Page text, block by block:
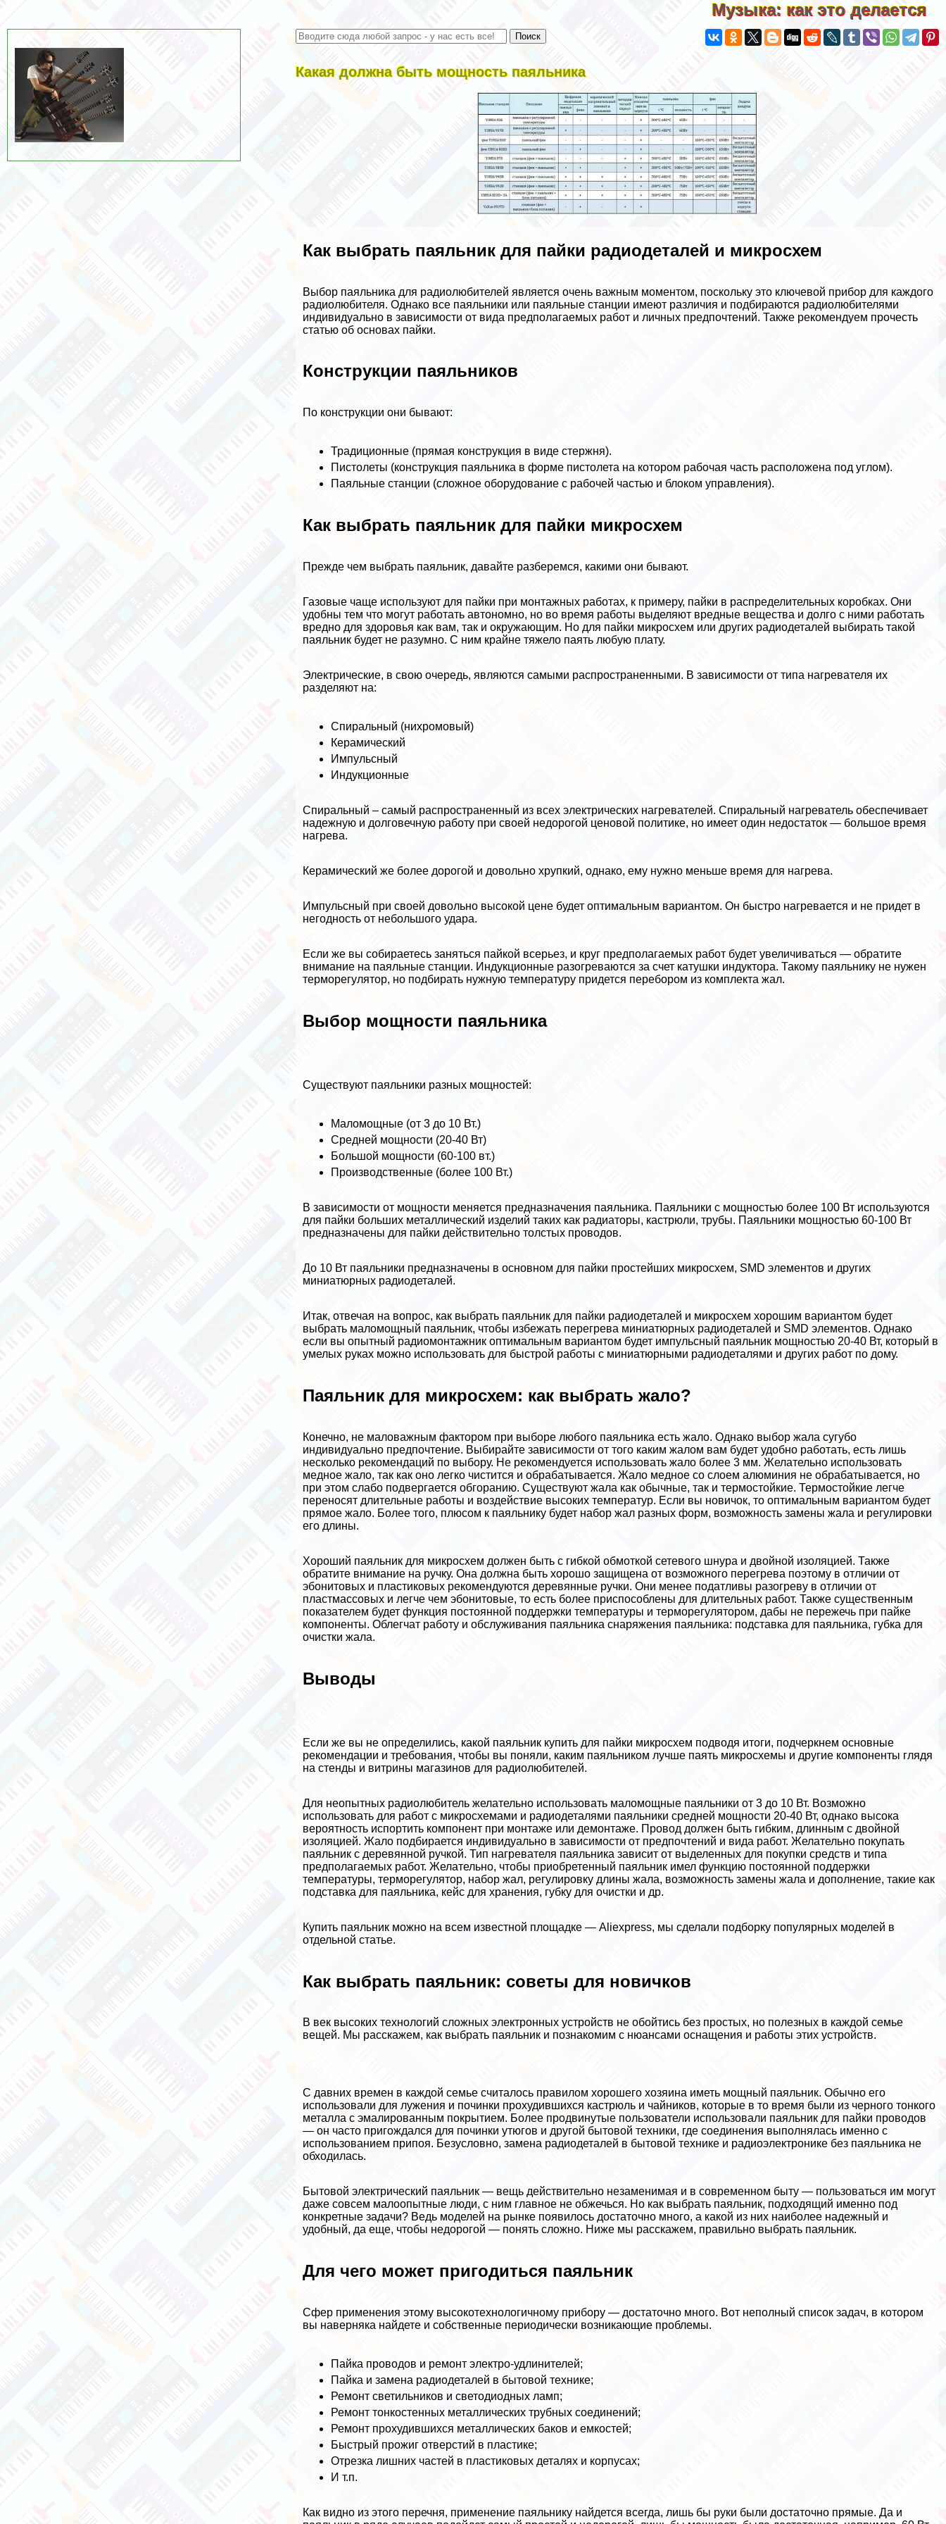
Музыка: как это делается
Какая должна быть мощность паяльника
Как выбрать паяльник для пайки радиодеталей и микросхем
Выбор паяльника для радиолюбителей является очень важным моментом, поскольку это ключевой прибор для каждого
радиолюбителя. Однако все паяльники или паяльные станции имеют различия и подбираются радиолюбителями
индивидуально в зависимости от вида предполагаемых работ и личных предпочтений. Также рекомендуем прочесть
статью об основах пайки.
Конструкции паяльников
По конструкции они бывают:
Традиционные (прямая конструкция в виде стержня).
Пистолеты (конструкция паяльника в форме пистолета на котором рабочая часть расположена под углом).
Паяльные станции (сложное оборудование с рабочей частью и блоком управления).
Как выбрать паяльник для пайки микросхем
Прежде чем выбрать паяльник, давайте разберемся, какими они бывают.
Газовые чаще используют для пайки при монтажных работах, к примеру, пайки в распределительных коробках. Они
удобны тем что могут работать автономно, но во время работы выделяют вредные вещества и долго с ними работать
вредно для здоровья как вам, так и окружающим. Но для пайки микросхем или других радиодеталей выбирать такой
паяльник будет не разумно. С ним крайне тяжело паять любую плату.
Электрические, в свою очередь, являются самыми распространенными. В зависимости от типа нагревателя их
разделяют на:
Спиральный (нихромовый)
Керамический
Импульсный
Индукционные
Спиральный – самый распространенный из всех электрических нагревателей. Спиральный нагреватель обеспечивает
надежную и долговечную работу при своей недорогой ценовой политике, но имеет один недостаток — большое время
нагрева.
Керамический же более дорогой и довольно хрупкий, однако, ему нужно меньше время для нагрева.
Импульсный при своей довольно высокой цене будет оптимальным вариантом. Он быстро нагревается и не придет в
негодность от небольшого удара.
Если же вы собираетесь заняться пайкой всерьез, и круг предполагаемых работ будет увеличиваться — обратите
внимание на паяльные станции. Индукционные разогреваются за счет катушки индуктора. Такому паяльнику не нужен
терморегулятор, но подбирать нужную температуру придется перебором из комплекта жал.
Выбор мощности паяльника
Существуют паяльники разных мощностей:
Маломощные (от 3 до 10 Вт.)
Средней мощности (20-40 Вт)
Большой мощности (60-100 вт.)
Производственные (более 100 Вт.)
В зависимости от мощности меняется предназначения паяльника. Паяльники с мощностью более 100 Вт используются
для пайки больших металлический изделий таких как радиаторы, кастрюли, трубы. Паяльники мощностью 60-100 Вт
предназначены для пайки действительно толстых проводов.
До 10 Вт паяльники предназначены в основном для пайки простейших микросхем, SMD элементов и других
миниатюрных радиодеталей.
Итак, отвечая на вопрос, как выбрать паяльник для пайки радиодеталей и микросхем хорошим вариантом будет
выбрать маломощный паяльник, чтобы избежать перегрева миниатюрных радиодеталей и SMD элементов. Однако
если вы опытный радиомонтажник оптимальным вариантом будет импульсный паяльник мощностью 20-40 Вт, который в
умелых руках можно использовать для быстрой работы с миниатюрными радиодеталями и других работ по дому.
Паяльник для микросхем: как выбрать жало?
Конечно, не маловажным фактором при выборе любого паяльника есть жало. Однако выбор жала сугубо
индивидуально предпочтение. Выбирайте зависимости от того каким жалом вам будет удобно работать, есть лишь
несколько рекомендаций по выбору. Не рекомендуется использовать жало более 3 мм. Желательно использовать
медное жало, так как оно легко чистится и обpaбатывается. Жало медное со слоем алюминия не обpaбатывается, но
при этом слабо подвергается обгоранию. Существуют жала как обычные, так и термостойкие. Термостойкие легче
переносят длительные работы и воздействие высоких температур. Если вы новичок, то оптимальным вариантом будет
прямое жало. Более того, плюсом к паяльнику будет набор жал разных форм, возможность замены жала и регулировки
его длины.
Хороший паяльник для микросхем должен быть с гибкой обмоткой сетевого шнура и двойной изоляцией. Также
обратите внимание на ручку. Она должна быть хорошо защищена от возможного перегрева поэтому в отличии от
эбонитовых и пластиковых рекомендуются деревянные ручки. Они менее податливы разогреву в отличии от
пластмассовых и легче чем эбонитовые, то есть более приспособлены для длительных работ. Также существенным
показателем будет функция постоянной поддержки температуры и терморегулятором, дабы не пережечь при пайке
компоненты. Облегчат работу и обслуживания паяльника снаряжения паяльника: подставка для паяльника, губка для
очистки жала.
Выводы
Если же вы не определились, какой паяльник купить для пайки микросхем подводя итоги, подчеркнем основные
рекомендации и требования, чтобы вы поняли, каким паяльником лучше паять микросхемы и другие компоненты глядя
на стенды и витрины магазинов для радиолюбителей.
Для неопытных радиолюбитель желательно использовать маломощные паяльники от 3 до 10 Вт. Возможно
использовать для работ с микросхемами и радиодеталями паяльники средней мощности 20-40 Вт, однако высока
вероятность испортить компонент при монтаже или демонтаже. Провод должен быть гибким, длинным с двойной
изоляцией. Жало подбирается индивидуально в зависимости от предпочтений и вида работ. Желательно покупать
паяльник с деревянной ручкой. Тип нагревателя паяльника зависит от выделенных для покупки средств и типа
предполагаемых работ. Желательно, чтобы приобретенный паяльник имел функцию постоянной поддержки
температуры, терморегулятор, набор жал, регулировку длины жала, возможность замены жала и дополнение, такие как
подставка для паяльника, кейс для хранения, губку для очистки и др.
Купить паяльник можно на всем известной площадке — Aliexpress, мы сделали подборку популярных моделей в
отдельной статье.
Как выбрать паяльник: советы для новичков
В век высоких технологий сложных электронных устройств не обойтись без простых, но полезных в каждой семье
вещей. Мы расскажем, как выбрать паяльник и познакомим с нюансами оснащения и работы этих устройств.
С давних времен в каждой семье считалось правилом хорошего хозяина иметь мощный паяльник. Обычно его
использовали для лужения и починки прохудившихся кастрюль и чайников, которые в то время были из черного тонкого
металла с эмалированным покрытием. Более продвинутые пользователи использовали паяльник для пайки проводов
— он часто пригождался для починки утюгов и другой бытовой техники, где соединения выполнялась именно с
использованием припоя. Безусловно, замена радиодеталей в бытовой технике и радиоэлектронике без паяльника не
обходилась.
Бытовой электрический паяльник — вещь действительно незаменимая и в современном быту — пользоваться им могут
даже совсем малоопытные люди, с ним главное не обжечься. Но как выбрать паяльник, подходящий именно под
конкретные задачи? Ведь моделей на рынке появилось достаточно много, а какой из них наиболее надежный и
удобный, да еще, чтобы недорогой — понять сложно. Ниже мы расскажем, правильно выбрать паяльник.
Для чего может пригодиться паяльник
Сфер применения этому высокотехнологичному прибору — достаточно много. Вот неполный список задач, в котором
вы наверняка найдете и собственные периодически возникающие проблемы.
Пайка проводов и ремонт электро-удлинителей;
Пайка и замена радиодеталей в бытовой технике;
Ремонт светильников и светодиодных ламп;
Ремонт тонкостенных металлических трубных соединений;
Ремонт прохудившихся металлических баков и емкостей;
Быстрый прожиг отверстий в пластике;
Отрезка лишних частей в пластиковых деталях и корпусах;
И т.п.
Как видно из этого перечня, применение паяльнику найдется всегда, лишь бы руки были достаточно прямые. Да и